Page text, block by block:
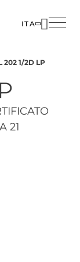
ITA
202 1/2D LP
21